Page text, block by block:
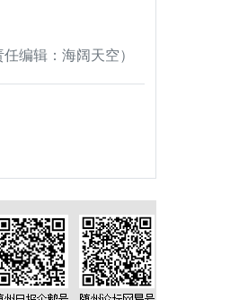
任编辑：海阔天空）